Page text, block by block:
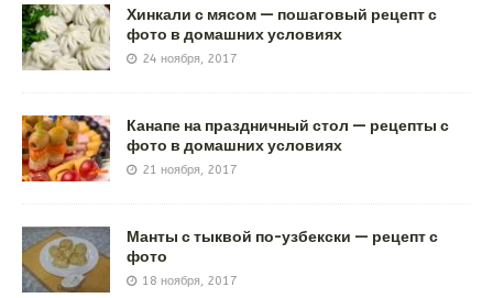
Хинкали с мясом — пошаговый рецепт с
фото в домашних условиях
24 ноября, 2017
Канапе на праздничный стол — рецепты с
фото в домашних условиях
21 ноября, 2017
Манты с тыквой по-узбекски — рецепт с
фото
18 ноября, 2017